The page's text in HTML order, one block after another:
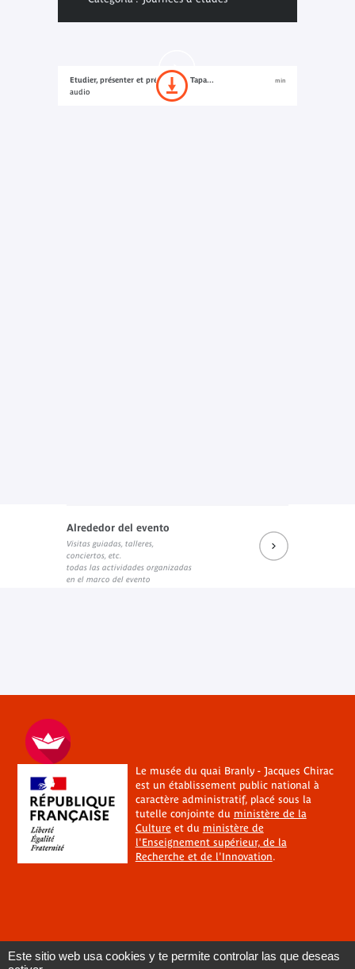
Etudier, présenter et préserver le Tapa...
audio
min
Alrededor del evento
Visitas guiadas, talleres,
conciertos, etc.
todas las actividades organizadas
en el marco del evento
Le musée du quai Branly - Jacques Chirac
est un établissement public national à
caractère administratif, placé sous la
tutelle conjointe du ministère de la
Cultureet du ministère de
l'Enseignement supérieur, de la
Recherche et de l'Innovation.
Este sitio web usa cookies y te permite controlar las que deseas